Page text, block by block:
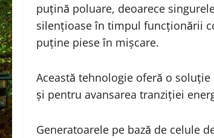
puțină poluare, deoarece
silențioase în timpul funcționării
puține piese în mișcare.
Această tehnologie oferă o
și pentru avansarea tranziției
Generatoarele pe bază de celule